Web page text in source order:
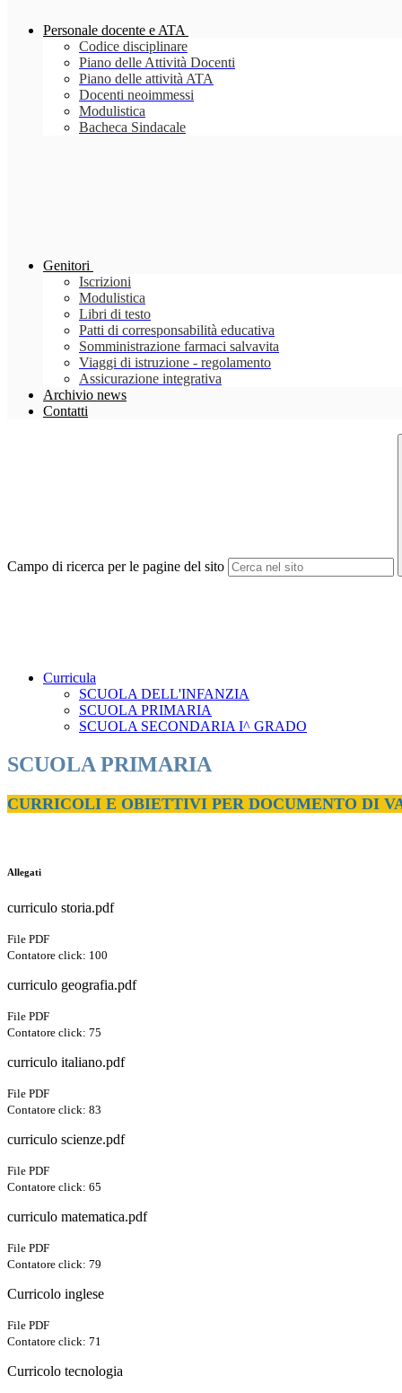
Personale docente e ATA
Codice disciplinare
Piano delle Attività Docenti
Piano delle attività ATA
Docenti neoimmessi
Modulistica
Bacheca Sindacale
Genitori
Iscrizioni
Modulistica
Libri di testo
Patti di corresponsabilità educativa
Somministrazione farmaci salvavita
Viaggi di istruzione - regolamento
Assicurazione integrativa
Archivio news
Contatti
Campo di ricerca per le pagine del sito
Curricula
SCUOLA DELL'INFANZIA
SCUOLA PRIMARIA
SCUOLA SECONDARIA I^ GRADO
SCUOLA PRIMARIA
CURRICOLI E OBIETTIVI PER DOCUMENTO DI
Allegati
curriculo storia.pdf
File PDF
Contatore click: 100
curriculo geografia.pdf
File PDF
Contatore click: 75
curriculo italiano.pdf
File PDF
Contatore click: 83
curriculo scienze.pdf
File PDF
Contatore click: 65
curriculo matematica.pdf
File PDF
Contatore click: 79
Curricolo inglese
File PDF
Contatore click: 71
Curricolo tecnologia